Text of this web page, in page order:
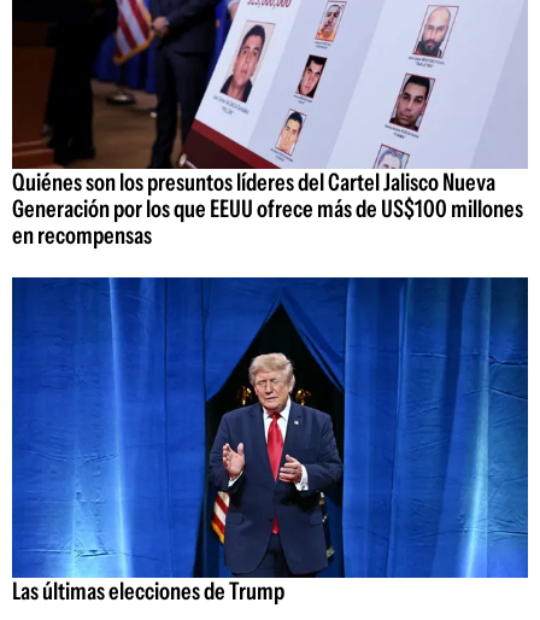
Quiénes son los presuntos líderes del Cartel Jalisco Nueva
Generación por los que EEUU ofrece más de US$100 millones
en recompensas
Las últimas elecciones de Trump